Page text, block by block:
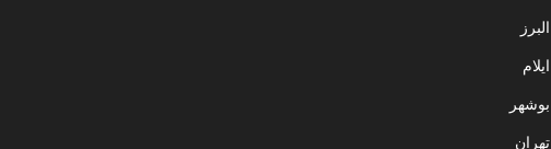
البرز
ایلام
بوشهر
تهران